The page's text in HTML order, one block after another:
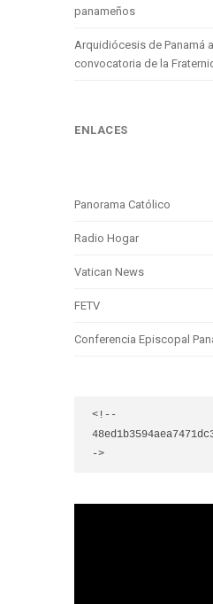
panameños
Arquidiócesis de Panamá
convocatoria de la
ENLACES
Panorama Católico
Radio Hogar
Vatican News
FETV
Conferencia Episcopal
<!--
->